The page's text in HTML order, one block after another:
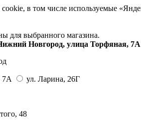
в том числе используемые
для выбранного магазина.
Новгород, улица Торфяная, 7А
7А
ул. Ларина, 26Г
48